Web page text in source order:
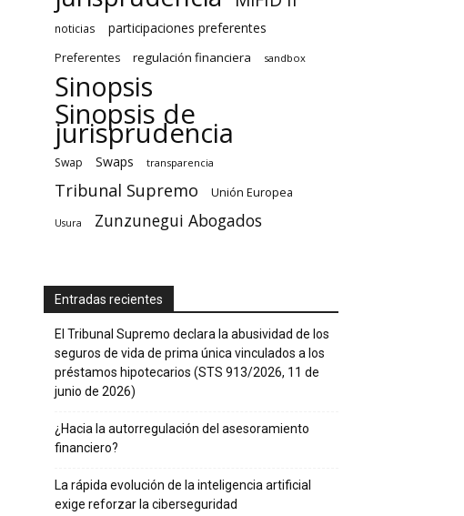
noticias participaciones preferentes
Preferentes regulación financiera sandbox
Sinopsis
Sinopsis de
jurisprudencia
Swap Swaps transparencia
Tribunal Supremo Unión Europea
Usura Zunzunegui Abogados
Entradas recientes
El Tribunal Supremo declara la abusividad de los
seguros de vida de prima única vinculados a los
préstamos hipotecarios (STS 913/2026, 11 de
junio de 2026)
¿Hacia la autorregulación del asesoramiento
financiero?
La rápida evolución de la inteligencia artificial
exige reforzar la ciberseguridad